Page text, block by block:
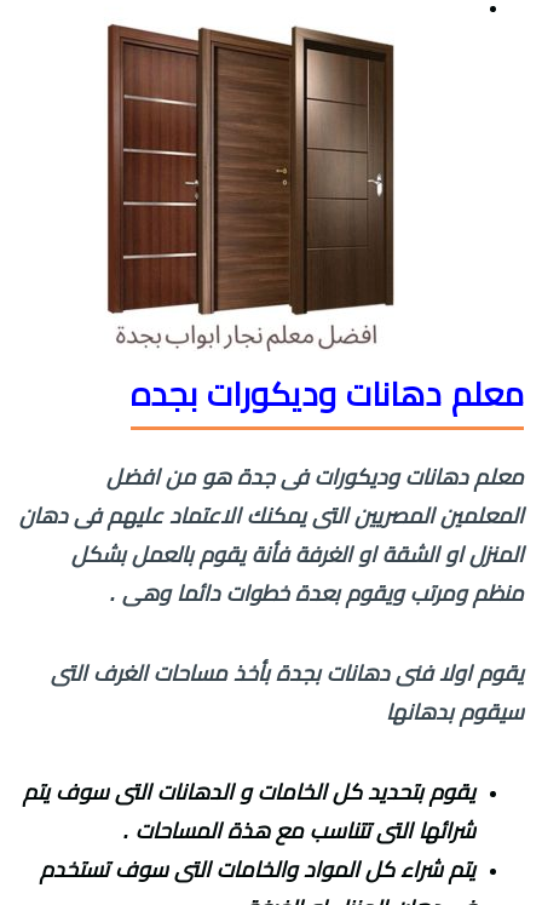
معلم دهانات وديكورات بجده
معلم دهانات وديكورات فى جدة هو من افضل
المعلمين المصريين التى يمكنك الاعتماد عليهم فى دهان
المنزل او الشقة او الغرفة فأنة يقوم بالعمل بشكل
منظم ومرتب ويقوم بعدة خطوات دائما وهى .
يقوم اولا فنى دهانات بجدة بأخذ مساحات الغرف التى
سيقوم بدهانها
يقوم بتحديد كل الخامات و الدهانات التى سوف يتم
شرائها التى تتناسب مع هذة المساحات .
يتم شراء كل المواد والخامات التى سوف تستخدم